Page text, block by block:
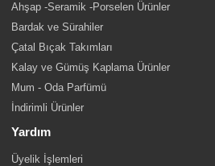
Ahşap -Seramik -Porselen Ürünler
Bardak ve Sürahiler
Çatal Bıçak Takımları
Kalay ve Gümüş Kaplama Ürünler
Mum - Oda Parfümü
İndirimli Ürünler
Yardım
Üyelik İşlemleri